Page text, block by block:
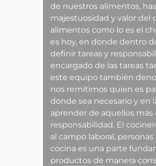
de nuestros alimentos,
majestuosidad y valor del
alimentos como lo es el
es hoy, en donde dentro
definir tareas y
encargado de las tareas
este equipo también
nos remitimos quien es
donde sea necesario y en
aprender de aquellos
responsabilidad. El
al campo laboral,
cocina es una parte
productos de manera